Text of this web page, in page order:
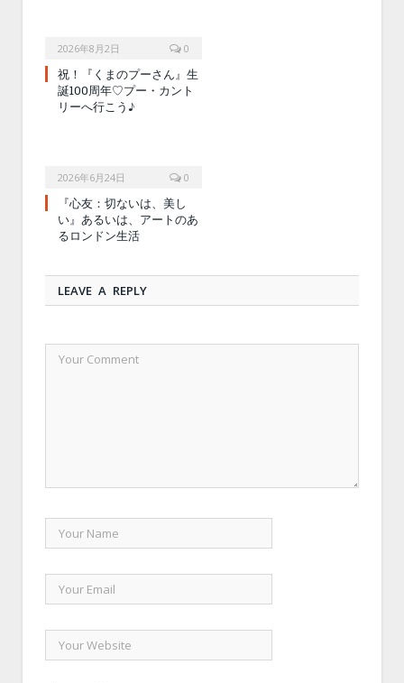
2026年8月2日 0
祝！『くまのプーさん』生
誕100周年♡プー・カント
リーへ行こう♪
2026年6月24日 0
『心友：切ないは、美し
い』あるいは、アートのあ
るロンドン生活
LEAVE A REPLY